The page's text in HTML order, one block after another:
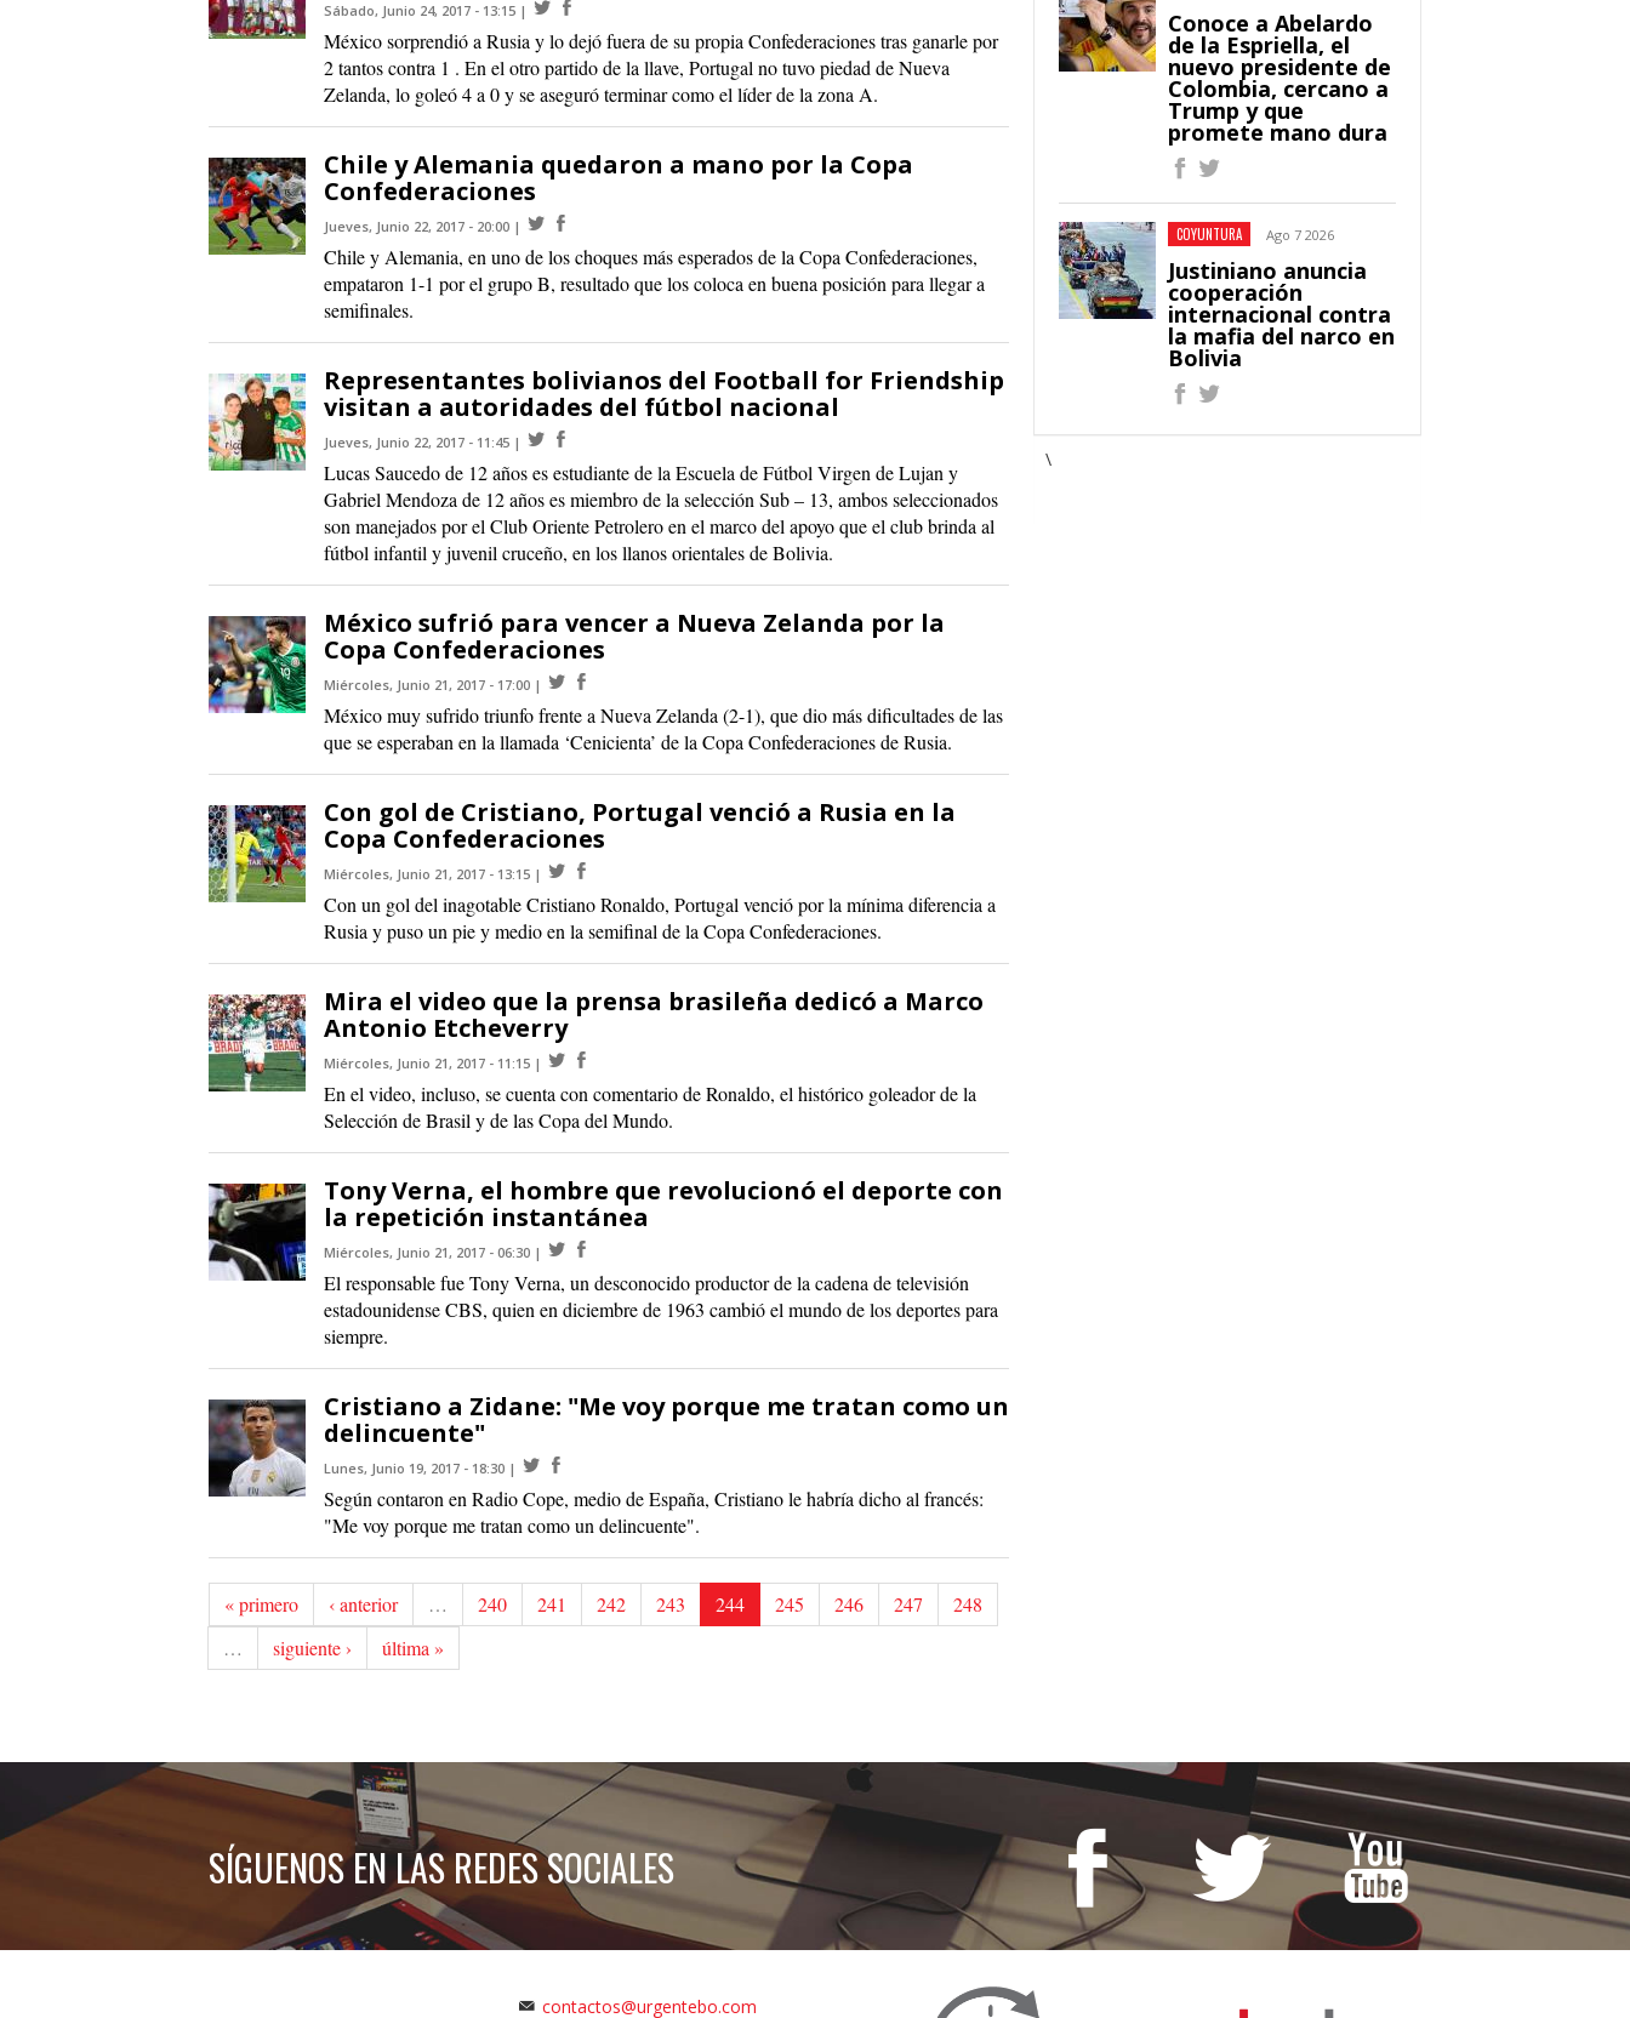
Sábado, Junio 24, 2017 - 13:15
México sorprendió a Rusia y lo dejó fuera de su propia Confederaciones tras ganarle por
2 tantos contra 1 . En el otro partido de la llave, Portugal no tuvo piedad de Nueva
Zelanda, lo goleó 4 a 0 y se aseguró terminar como el líder de la zona A.
Chile y Alemania quedaron a mano por la Copa
Confederaciones
Jueves, Junio 22, 2017 - 20:00
Chile y Alemania, en uno de los choques más esperados de la Copa Confederaciones,
empataron 1-1 por el grupo B, resultado que los coloca en buena posición para llegar a
semifinales.
Representantes bolivianos del Football for Friendship
visitan a autoridades del fútbol nacional
Jueves, Junio 22, 2017 - 11:45
Lucas Saucedo de 12 años es estudiante de la Escuela de Fútbol Virgen de Lujan y
Gabriel Mendoza de 12 años es miembro de la selección Sub – 13, ambos seleccionados
son manejados por el Club Oriente Petrolero en el marco del apoyo que el club brinda al
fútbol infantil y juvenil cruceño, en los llanos orientales de Bolivia.
México sufrió para vencer a Nueva Zelanda por la
Copa Confederaciones
Miércoles, Junio 21, 2017 - 17:00
México muy sufrido triunfo frente a Nueva Zelanda (2-1), que dio más dificultades de las
que se esperaban en la llamada ‘Cenicienta’ de la Copa Confederaciones de Rusia.
Con gol de Cristiano, Portugal venció a Rusia en la
Copa Confederaciones
Miércoles, Junio 21, 2017 - 13:15
Con un gol del inagotable Cristiano Ronaldo, Portugal venció por la mínima diferencia a
Rusia y puso un pie y medio en la semifinal de la Copa Confederaciones.
Mira el video que la prensa brasileña dedicó a Marco
Antonio Etcheverry
Miércoles, Junio 21, 2017 - 11:15
En el video, incluso, se cuenta con comentario de Ronaldo, el histórico goleador de la
Selección de Brasil y de las Copa del Mundo.
Tony Verna, el hombre que revolucionó el deporte con
la repetición instantánea
Miércoles, Junio 21, 2017 - 06:30
El responsable fue Tony Verna, un desconocido productor de la cadena de televisión
estadounidense CBS, quien en diciembre de 1963 cambió el mundo de los deportes para
siempre.
Cristiano a Zidane: "Me voy porque me tratan como un
delincuente"
Lunes, Junio 19, 2017 - 18:30
Según contaron en Radio Cope, medio de España, Cristiano le habría dicho al francés:
"Me voy porque me tratan como un delincuente".
« primero ‹ anterior … 240 241 242 243 244 245 246 247
248
…
siguiente › última »
Conoce a Abelardo
de la Espriella, el
nuevo presidente de
Colombia, cercano a
Trump y que
promete mano dura
COYUNTURA Ago 7 2026
Justiniano anuncia
cooperación
internacional contra
la mafia del narco en
Bolivia
\
SÍGUENOS EN LAS REDES SOCIALES
contactos@urgentebo.com